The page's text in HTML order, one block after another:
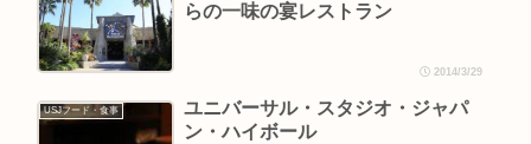
らの一味の宴レストラン
2014/3/29
USJフード・食事
ユニバーサル・スタジオ・ジャパ
ン・ハイボール